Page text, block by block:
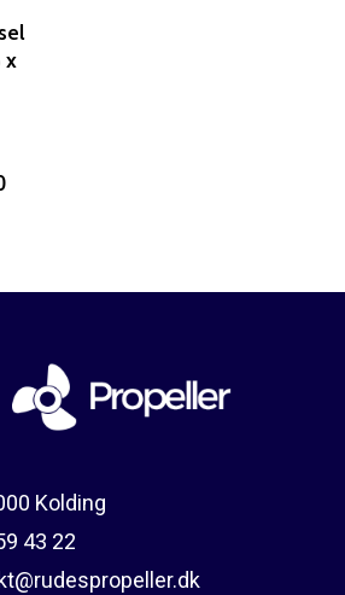
x
Kolding
43 22
Om reparation
Guides
Kontakt